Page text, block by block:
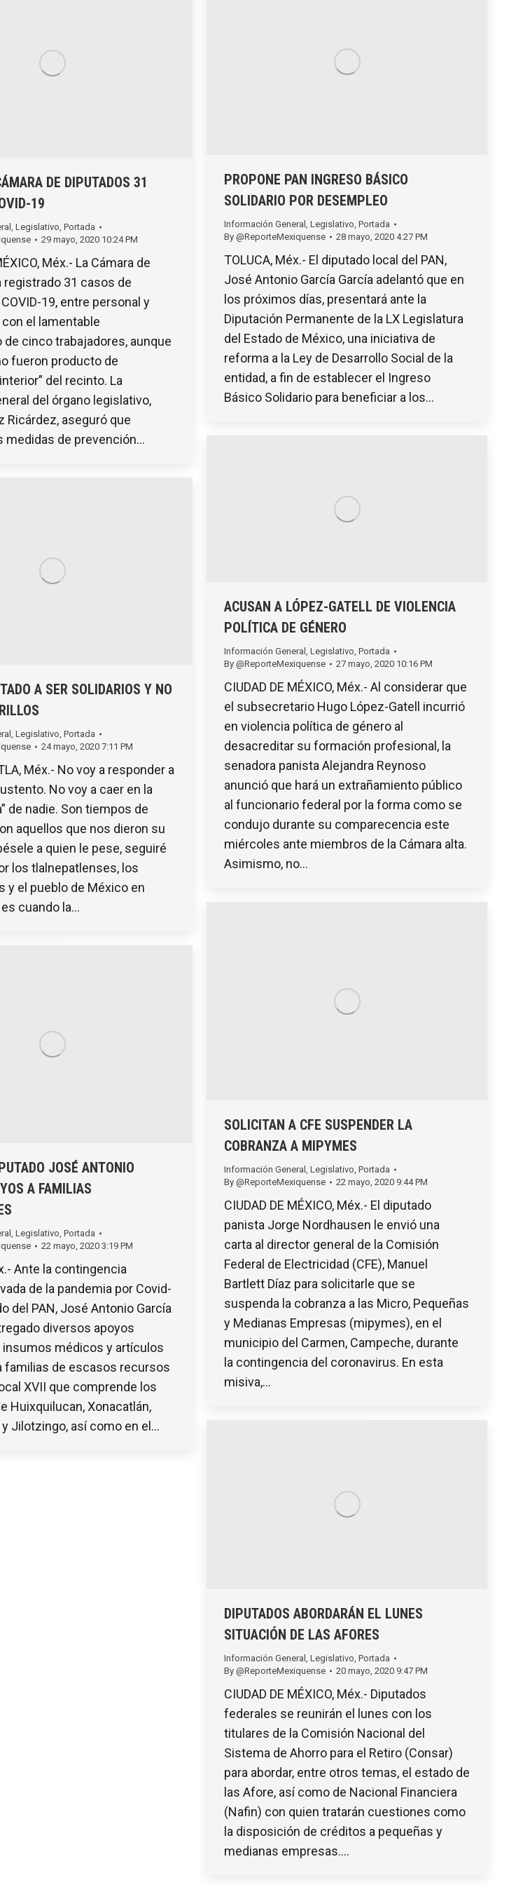
DE DIPUTADOS 31
19
Legislativo Portada
29 mayo, 2020 10:24 PM
Méx.- La Cámara de
registrado 31 casos de
19, entre personal y
el lamentable
cinco trabajadores, aunque
fueron producto de
del recinto. La
del órgano legislativo,
Ricárdez, aseguró que
medidas de prevención…
PROPONE PAN INGRESO BÁSICO
SOLIDARIO POR DESEMPLEO
Información General Legislativo Portada
By @ReporteMexiquense 28 mayo, 2020 4:27 PM
TOLUCA, Méx.- El diputado local del PAN,
José Antonio García García adelantó que en
los próximos días, presentará ante la
Diputación Permanente de la LX Legislatura
del Estado de México, una iniciativa de
reforma a la Ley de Desarrollo Social de la
entidad, a fin de establecer el Ingreso
Básico Solidario para beneficiar a los…
ACUSAN A LÓPEZ-GATELL DE VIOLENCIA
POLÍTICA DE GÉNERO
Información General Legislativo Portada
By @ReporteMexiquense 27 mayo, 2020 10:16 PM
CIUDAD DE MÉXICO, Méx.- Al considerar que
el subsecretario Hugo López-Gatell incurrió
en violencia política de género al
desacreditar su formación profesional, la
senadora panista Alejandra Reynoso
anunció que hará un extrañamiento público
al funcionario federal por la forma como se
condujo durante su comparecencia este
miércoles ante miembros de la Cámara alta.
Asimismo, no…
A SER SOLIDARIOS Y NO
, Legislativo, Portada
24 mayo, 2020 7:11 PM
Méx.- No voy a responder a
No voy a caer en la
de nadie. Son tiempos de
aquellos que nos dieron su
a quien le pese, seguiré
los tlalnepatlenses, los
y el pueblo de México en
cuando la…
SOLICITAN A CFE SUSPENDER LA
COBRANZA A MIPYMES
Información General Legislativo Portada
By @ReporteMexiquense 22 mayo, 2020 9:44 PM
CIUDAD DE MÉXICO, Méx.- El diputado
panista Jorge Nordhausen le envió una
carta al director general de la Comisión
Federal de Electricidad (CFE), Manuel
Bartlett Díaz para solicitarle que se
suspenda la cobranza a las Micro, Pequeñas
y Medianas Empresas (mipymes), en el
municipio del Carmen, Campeche, durante
la contingencia del coronavirus. En esta
misiva,…
JOSÉ ANTONIO
A FAMILIAS
Legislativo Portada
22 mayo, 2020 3:19 PM
Ante la contingencia
de la pandemia por Covid-
del PAN, José Antonio García
diversos apoyos
insumos médicos y artículos
familias de escasos recursos
XVII que comprende los
Huixquilucan, Xonacatlán,
y Jilotzingo, así como en el…
DIPUTADOS ABORDARÁN EL LUNES
SITUACIÓN DE LAS AFORES
Información General Legislativo Portada
By @ReporteMexiquense 20 mayo, 2020 9:47 PM
CIUDAD DE MÉXICO, Méx.- Diputados
federales se reunirán el lunes con los
titulares de la Comisión Nacional del
Sistema de Ahorro para el Retiro (Consar)
para abordar, entre otros temas, el estado de
las Afore, así como de Nacional Financiera
(Nafin) con quien tratarán cuestiones como
la disposición de créditos a pequeñas y
medianas empresas.…